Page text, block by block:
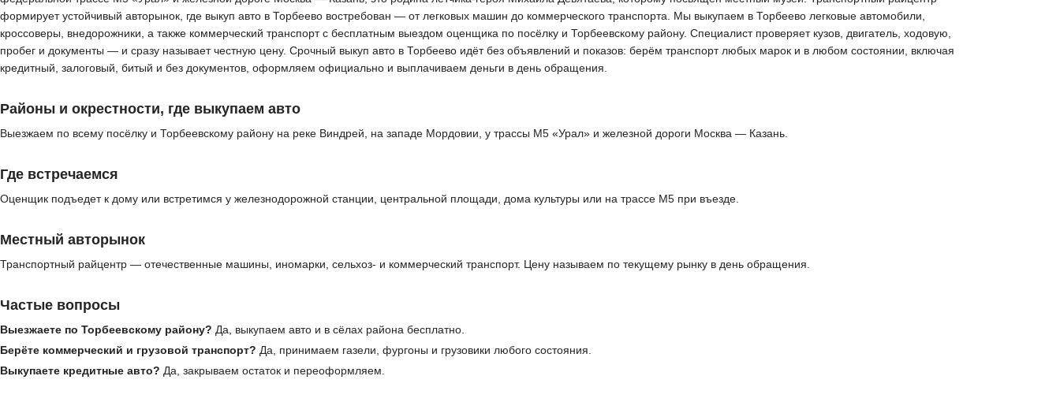
формирует устойчивый авторынок, где выкуп авто в Торбеево востребован — от легковых машин до коммерческого транспорта. Мы выкупаем в Торбеево легковые автомобили,
кроссоверы, внедорожники, а также коммерческий транспорт с бесплатным выездом оценщика по посёлку и Торбеевскому району. Специалист проверяет кузов, двигатель, ходовую,
пробег и документы — и сразу называет честную цену. Срочный выкуп авто в Торбеево идёт без объявлений и показов: берём транспорт любых марок и в любом состоянии, включая
кредитный, залоговый, битый и без документов, оформляем официально и выплачиваем деньги в день обращения.
Районы и окрестности, где выкупаем авто
Выезжаем по всему посёлку и Торбеевскому району на реке Виндрей, на западе Мордовии, у трассы М5 «Урал» и железной дороги Москва — Казань.
Где встречаемся
Оценщик подъедет к дому или встретимся у железнодорожной станции, центральной площади, дома культуры или на трассе М5 при въезде.
Местный авторынок
Транспортный райцентр — отечественные машины, иномарки, сельхоз- и коммерческий транспорт. Цену называем по текущему рынку в день обращения.
Частые вопросы
Выезжаете по Торбеевскому району? Да, выкупаем авто и в сёлах района бесплатно.
Берёте коммерческий и грузовой транспорт? Да, принимаем газели, фургоны и грузовики любого состояния.
Выкупаете кредитные авто? Да, закрываем остаток и переоформляем.